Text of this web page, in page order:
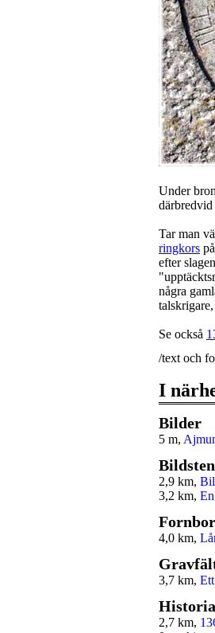
Under
därbredvid
Tar man
ringkors
efter
några
Se också
/text och
I
Bilder
5 m,
Bildsten
2,9 km,
3,2 km,
4,0 km,
3,7 km,
Historia
2,7 km,